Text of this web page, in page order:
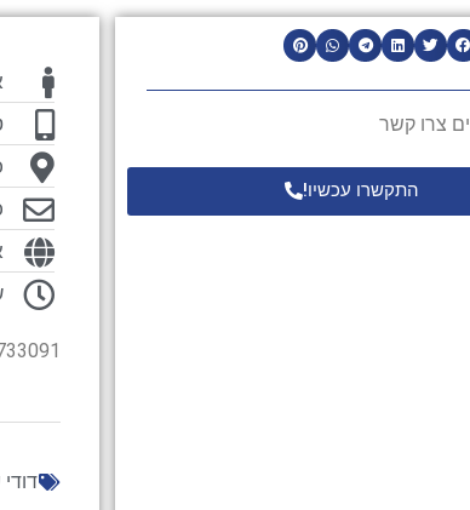
צרו קשר
התקשרו עכשיו!
04-8733091 שד'